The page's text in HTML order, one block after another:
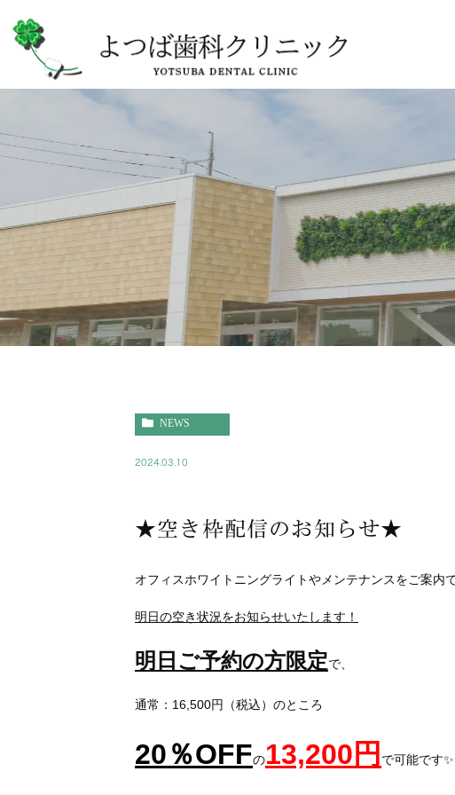
NEWS
2024.03.10
★空き枠配信のお知らせ★
オフィスホワイトニングライトやメンテナンスをご案内
明日の空き状況をお知らせいたします！
明日ご予約の方限定で、
通常：16,500円（税込）のところ
20％OFFの13,200 円 で可能です✨